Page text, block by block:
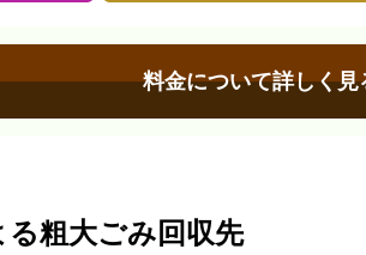
料金について詳しく見
粗大ごみ回収先